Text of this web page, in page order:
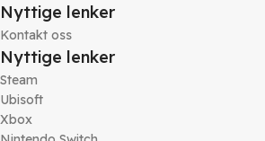
Nyttige lenker
Kontakt oss
Nyttige lenker
Steam
Ubisoft
Xbox